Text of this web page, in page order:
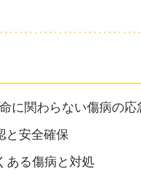
に関わらない傷病の応
と安全確保
ある傷病と対処